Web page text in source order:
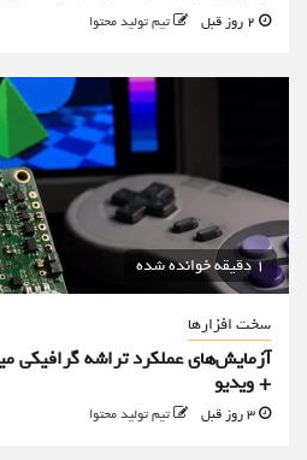
تیم تولید محتوا
1 دقیقه خوانده شده
سخت افزارها
+ ویدیو
تیم تولید محتوا